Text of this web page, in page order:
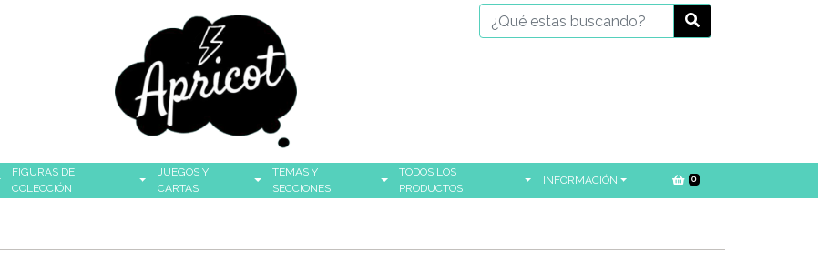
FIGURAS DE
COLECCIÓN
JUEGOS Y
CARTAS
TEMAS Y
SECCIONES
TODOS LOS
PRODUCTOS
INFORMACIÓN 0